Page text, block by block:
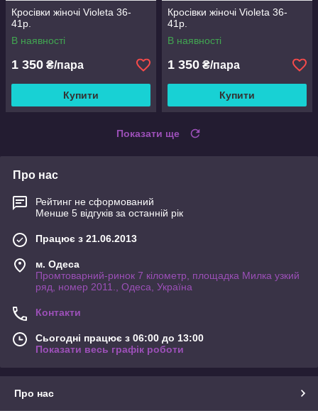
Кросівки жіночі Violeta 36-
41р.
В наявності
1 350 ₴/пара
Купити
Кросівки жіночі Violeta 36-
41р.
В наявності
1 350 ₴/пара
Купити
Показати ще
Про нас
Рейтинг не сформований
Менше 5 відгуків за останній рік
Працює з 21.06.2013
м. Одеса
Промтоварний-ринок 7 кілометр, площадка Милка узкий
ряд, номер 2011., Одеса, Україна
Контакти
Сьогодні працює з 06:00 до 13:00
Показати весь графік роботи
Про нас